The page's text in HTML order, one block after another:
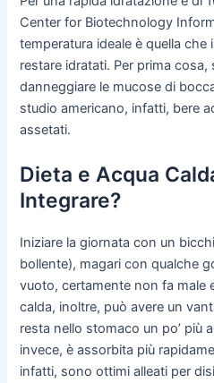
Center for Biotechnology
temperatura ideale è quella che
restare idratati. Per prima
danneggiare le mucose di
studio americano, infatti, bere
assetati.
Dieta e Acqua
Integrare?
Iniziare la giornata con un
bollente), magari con qualche
vuoto, certamente non fa male
calda, inoltre, può avere un
resta nello stomaco un po’ più
invece, è assorbita più
infatti, sono ottimi alleati per